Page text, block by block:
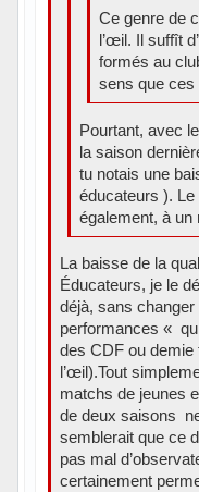
Ce genre de
l’œil. Il suffît
formés au
sens que
Pourtant, avec
la saison
tu notais une
éducateurs ).
également, à un
La baisse de la
Éducateurs, je le
déjà, sans
performances «
des CDF ou demie
l’œil).Tout
matchs de jeunes
de deux saisons
semblerait que ce
pas mal
certainement